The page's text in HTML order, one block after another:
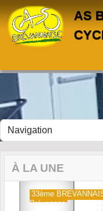
AS
À LA UNE
33ème
Brévannes
Panneau de gestion des